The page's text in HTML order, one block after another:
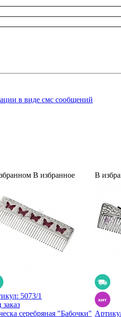
в виде смс сообщений
В избранное
5073/1
серебряная "Бабочки"
В